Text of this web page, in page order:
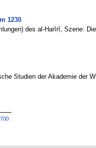
1230
des al-Harîrî, Szene:
Studien der Akademie der